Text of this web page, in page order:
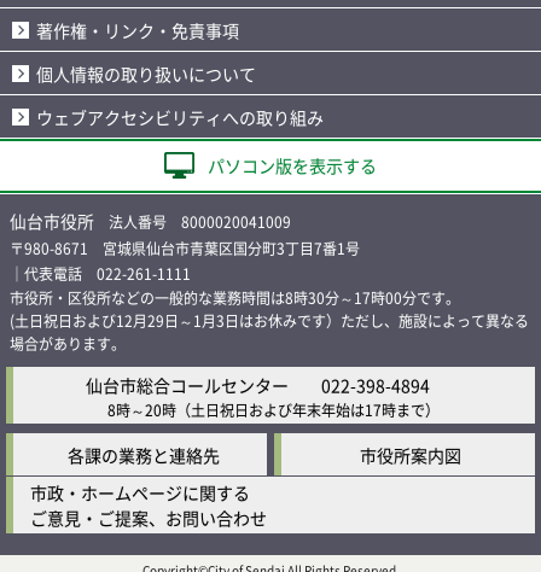
著作権・リンク・免責事項
個人情報の取り扱いについて
ウェブアクセシビリティへの取り組み
パソコン版を表示する
仙台市役所 法人番号 8000020041009
〒980-8671 宮城県仙台市青葉区国分町3丁目7番1号
｜代表電話 022-261-1111
市役所・区役所などの一般的な業務時間は8時30分～17時00分です。
(土日祝日および12月29日～1月3日はお休みです）ただし、施設によって異なる
場合があります。
仙台市総合コールセンター 022-398-4894
8時～20時 （土日祝日および年末年始は17時まで）
各課の業務と連絡先
市役所案内図
市政・ホームページに関する
ご意見・ご提案、お問い合わせ